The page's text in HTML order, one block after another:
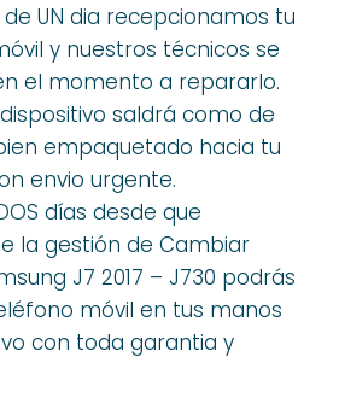
UN dia recepcionamos tu
y nuestros técnicos se
el momento a repararlo.
saldrá como de
empaquetado hacia tu
envio urgente.
días desde que
la gestión de Cambiar
J7 2017 – J730 podrás
móvil en tus manos
con toda garantia y